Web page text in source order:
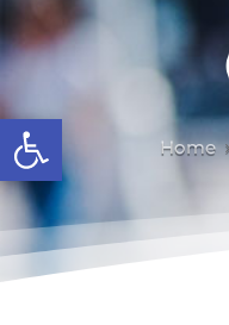
Abrir barra de
Home